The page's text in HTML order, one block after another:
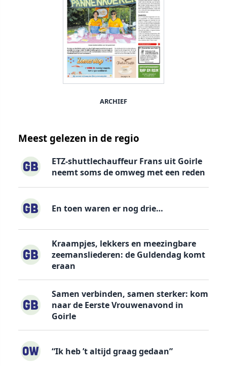
ARCHIEF
Meest gelezen in de regio
ETZ-shuttlechauffeur Frans uit Goirle
neemt soms de omweg met een reden
En toen waren er nog drie…
Kraampjes, lekkers en meezingbare
zeemansliederen: de Guldendag komt
eraan
Samen verbinden, samen sterker: kom
naar de Eerste Vrouwenavond in
Goirle
“Ik heb ’t altijd graag gedaan”